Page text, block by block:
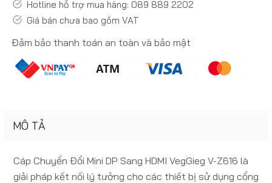
Hotline hỗ trợ mua hàng: 089 889 2202
Giá bán chưa bao gồm VAT
Đảm bảo thanh toán an toàn và bảo mật
MÔ TẢ
Cáp Chuyển Đổi Mini DP Sang HDMI VegGieg V-Z616 là
giải pháp kết nối lý tưởng cho các thiết bị sử dụng cổng